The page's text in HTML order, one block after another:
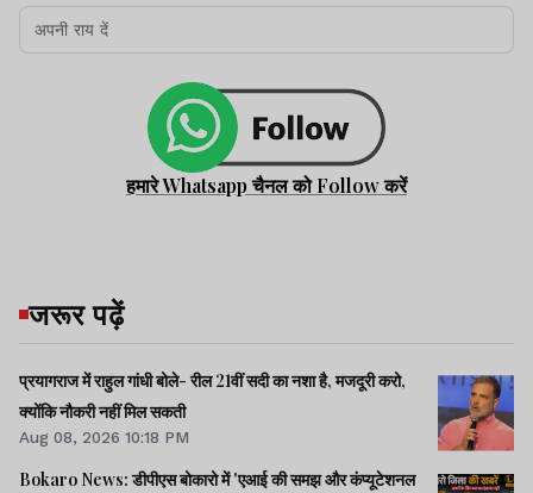
हमारे Whatsapp चैनल को Follow करें
जरूर पढ़ें
प्रयागराज में राहुल गांधी बोले- रील 21वीं सदी का नशा है, मजदूरी करो,
क्योंकि नौकरी नहीं मिल सकती
Aug 08, 2026 10:18 PM
Bokaro News: डीपीएस बोकारो में 'एआई की समझ और कंप्यूटेशनल